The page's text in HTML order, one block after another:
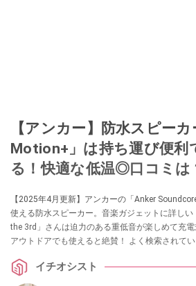
【アンカー】防水スピー
Motion+」は持ち運び便利
る！快適な低温◎口コミは
【2025年4月更新】アンカーの「Anker
使える防水スピーカー。音楽ガジェットに詳し
the 3rd」さんは迫力のある重低音が楽しめて充
アウトドアでも使えると絶賛！ よく検索されて
イチオシスト